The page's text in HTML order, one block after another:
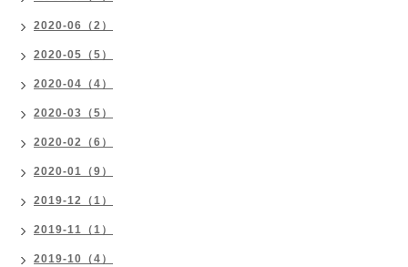
2020-06（2）
2020-05（5）
2020-04（4）
2020-03（5）
2020-02（6）
2020-01（9）
2019-12（1）
2019-11（1）
2019-10（4）